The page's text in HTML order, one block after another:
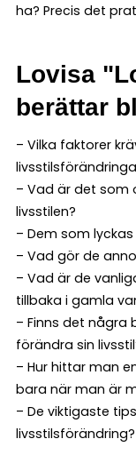
ha? Precis det
Lovisa
berättar
– Vilka faktorer
– Vad är det
livsstilen?
– Dem som
– Vad gör de
– Vad är de
tillbaka i gamla
– Finns det några
förändra sin
– Hur hittar man
bara när man är
– De viktigaste
livsstilsförändring?